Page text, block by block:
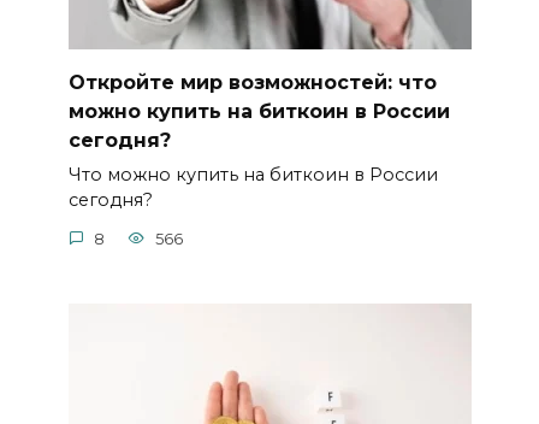
Откройте мир возможностей: что
можно купить на биткоин в России
сегодня?
Что можно купить на биткоин в России
сегодня?
8 566